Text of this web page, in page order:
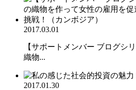
2017.03.01
【サポートメンバー ブログシ
織物...
2017.01.30